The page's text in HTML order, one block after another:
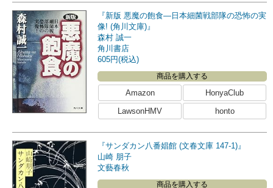
『新版 悪魔の飽食―日本細菌戦部隊の恐怖の実
像! (角川文庫)』
森村 誠一
角川書店
605円(税込)
商品を購入する
Amazon
HonyaClub
LawsonHMV
honto
『サンダカン八番娼館 (文春文庫 147-1)』
山崎 朋子
文藝春秋
商品を購入する